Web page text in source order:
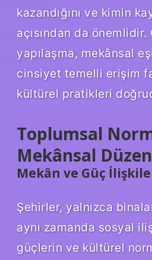
kazandığını ve kimin
açısından da önemlidir.
yapılaşma, mekânsal
cinsiyet temelli erişim
kültürel pratikleri
Toplumsal
Mekânsal Düzen
Mekân ve Güç
Şehirler, yalnızca
aynı zamanda sosyal
güçlerin ve kültürel